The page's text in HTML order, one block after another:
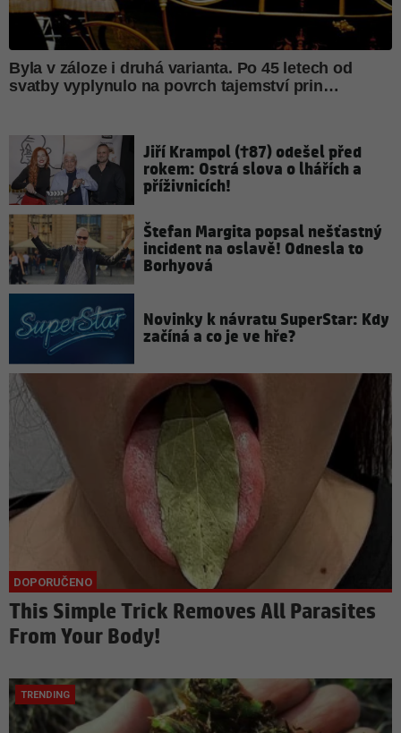
Jiří Krampol (†87) odešel před
rokem: Ostrá slova o lhářích a
příživnicích!
Štefan Margita popsal nešťastný
incident na oslavě! Odnesla to
Borhyová
Novinky k návratu SuperStar: Kdy
začíná a co je ve hře?
This Simple Trick Removes All Parasites
From Your Body!